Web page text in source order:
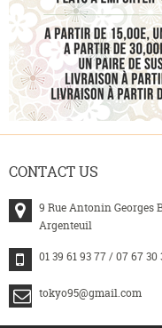
CONTACTUS
9 Rue Antonin Georges
Argenteuil
01 39 61 93 77 / 07 67 30
tokyo95@gmail.com